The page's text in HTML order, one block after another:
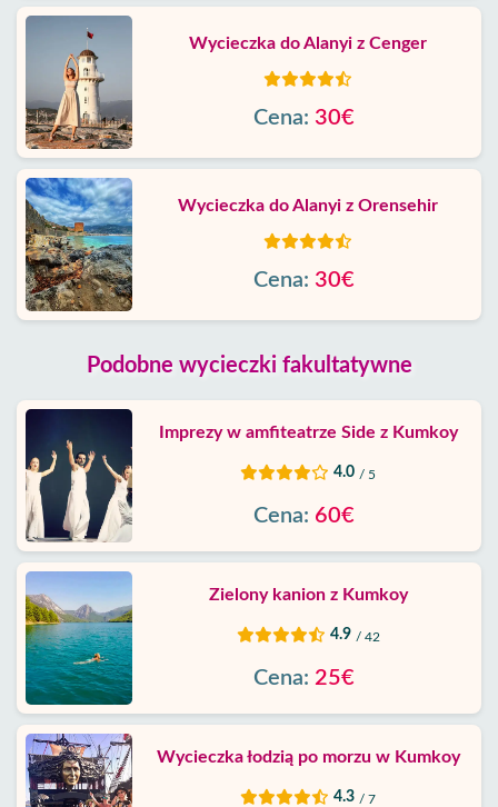
Wycieczka do Alanyi z Cenger
Cena: 30€
Wycieczka do Alanyi z Orensehir
Cena: 30€
Podobne wycieczki fakultatywne
Imprezy w amfiteatrze Side z Kumkoy
4.0 / 5
Cena: 60€
Zielony kanion z Kumkoy
4.9 / 42
Cena: 25€
Wycieczka łodzią po morzu w Kumkoy
4.3 / 7